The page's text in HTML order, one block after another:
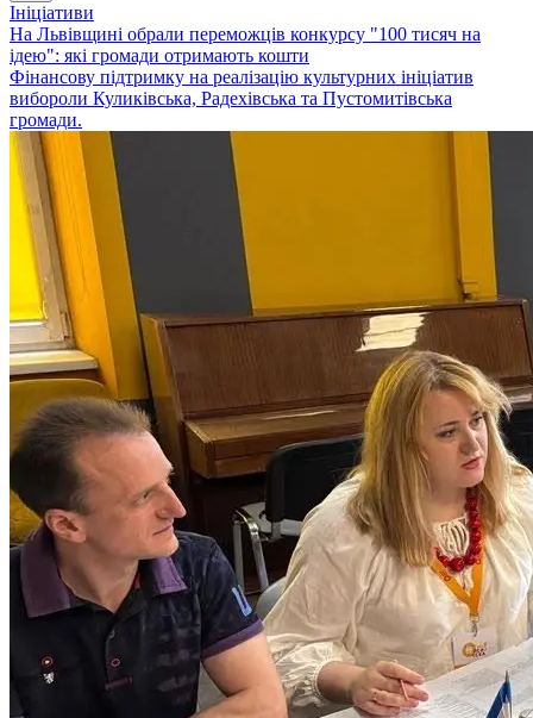
Ініціативи
На Львівщині обрали переможців конкурсу "100 тисяч на
ідею": які громади отримають кошти
Фінансову підтримку на реалізацію культурних ініціатив
вибороли Куликівська, Радехівська та Пустомитівська
громади.